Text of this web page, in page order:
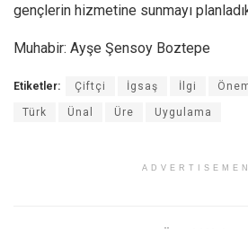
gençlerin hizmetine sunmayı
Muhabir: Ayşe Şensoy Boztepe
Etiketler: Çiftçi İgsaş İlgi
Türk Ünal Üre Uygulama